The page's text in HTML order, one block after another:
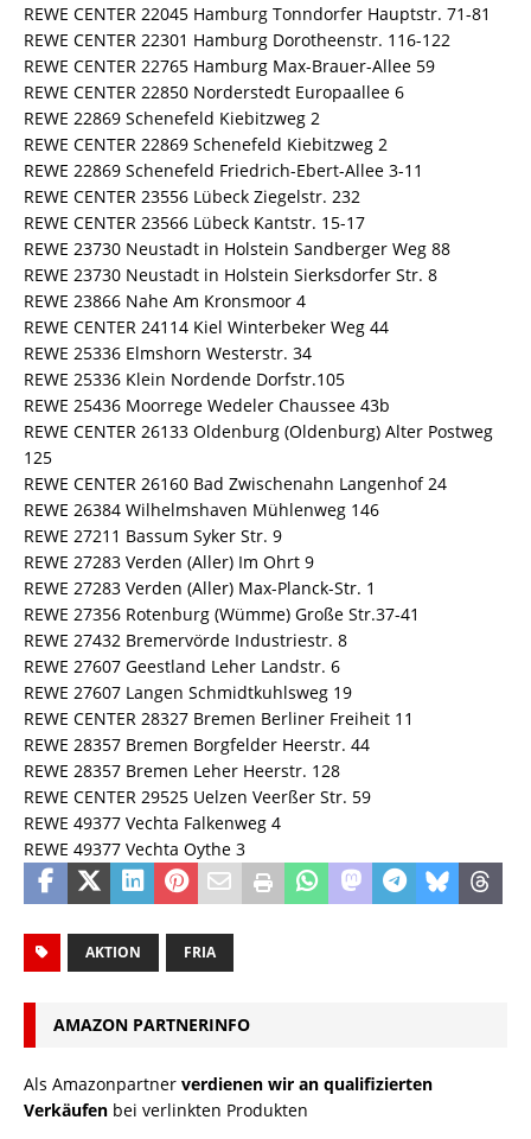
REWE CENTER 22045 Hamburg Tonndorfer Hauptstr. 71-81
REWE CENTER 22301 Hamburg Dorotheenstr. 116-122
REWE CENTER 22765 Hamburg Max-Brauer-Allee 59
REWE CENTER 22850 Norderstedt Europaallee 6
REWE 22869 Schenefeld Kiebitzweg 2
REWE CENTER 22869 Schenefeld Kiebitzweg 2
REWE 22869 Schenefeld Friedrich-Ebert-Allee 3-11
REWE CENTER 23556 Lübeck Ziegelstr. 232
REWE CENTER 23566 Lübeck Kantstr. 15-17
REWE 23730 Neustadt in Holstein Sandberger Weg 88
REWE 23730 Neustadt in Holstein Sierksdorfer Str. 8
REWE 23866 Nahe Am Kronsmoor 4
REWE CENTER 24114 Kiel Winterbeker Weg 44
REWE 25336 Elmshorn Westerstr. 34
REWE 25336 Klein Nordende Dorfstr.105
REWE 25436 Moorrege Wedeler Chaussee 43b
REWE CENTER 26133 Oldenburg (Oldenburg) Alter Postweg
125
REWE CENTER 26160 Bad Zwischenahn Langenhof 24
REWE 26384 Wilhelmshaven Mühlenweg 146
REWE 27211 Bassum Syker Str. 9
REWE 27283 Verden (Aller) Im Ohrt 9
REWE 27283 Verden (Aller) Max-Planck-Str. 1
REWE 27356 Rotenburg (Wümme) Große Str.37-41
REWE 27432 Bremervörde Industriestr. 8
REWE 27607 Geestland Leher Landstr. 6
REWE 27607 Langen Schmidtkuhlsweg 19
REWE CENTER 28327 Bremen Berliner Freiheit 11
REWE 28357 Bremen Borgfelder Heerstr. 44
REWE 28357 Bremen Leher Heerstr. 128
REWE CENTER 29525 Uelzen Veerßer Str. 59
REWE 49377 Vechta Falkenweg 4
REWE 49377 Vechta Oythe 3
AKTION FRIA
AMAZON PARTNERINFO
Als Amazonpartner verdienen wir an qualifizierten
Verkäufen bei verlinkten Produkten